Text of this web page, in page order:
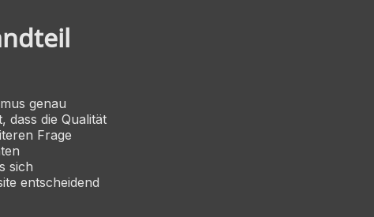
genau
dass die Qualität
Frage
sich
entscheidend